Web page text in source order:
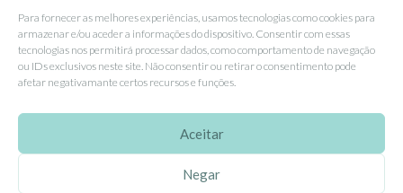
Para fornecer as melhores experiências, usamos tecnologias como cookies para
armazenar e/ou aceder a informações do dispositivo. Consentir com essas
tecnologias nos permitirá processar dados, como comportamento de navegação
ou IDs exclusivos neste site. Não consentir ou retirar o consentimento pode
afetar negativamante certos recursos e funções.
Aceitar
Negar
Facebook
Instagram
Pinterest